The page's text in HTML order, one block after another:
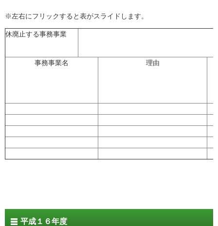
※左右にフリックすると表がスライドします。
休廃止する事務事業
事務事業名 理由
平成１６年度